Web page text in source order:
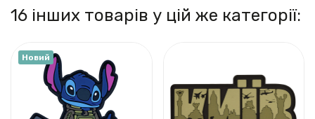
16 інших товарів у цій же категорії:
Новий